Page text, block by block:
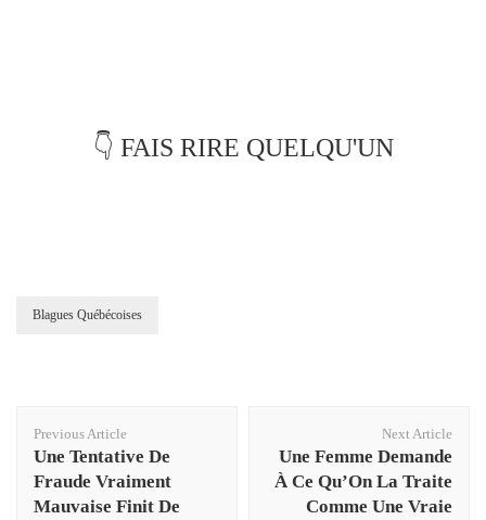
👇 FAIS RIRE QUELQU'UN
Blagues Québécoises
Navigation
Previous Article
Une Tentative De
Fraude Vraiment
Mauvaise Finit De
Next Article
Une Femme Demande
À Ce Qu’On La Traite
Comme Une Vraie